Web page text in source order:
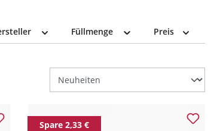
Füllmenge Preis
Spare 2,33 €